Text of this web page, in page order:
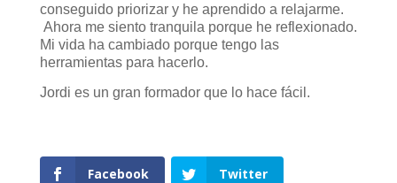
conseguido priorizar y he aprendido a relajarme.
Ahora me siento tranquila porque he reflexionado.
Mi vida ha cambiado porque tengo las
herramientas para hacerlo.
Jordi es un gran formador que lo hace fácil.
Facebook Twitter